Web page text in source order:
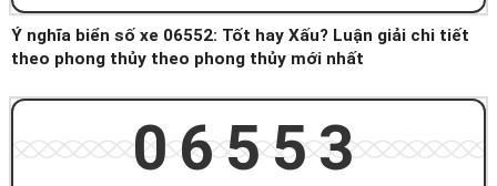
Ý nghĩa biển số xe 06552: Tốt hay Xấu? Luận giải chi tiết
theo phong thủy theo phong thủy mới nhất
06553